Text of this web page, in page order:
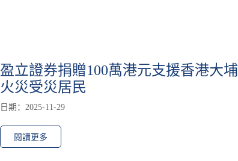
盈立證券捐贈100萬港元支援香港大埔
火災受災居民
日期：2025-11-29
閱讀更多